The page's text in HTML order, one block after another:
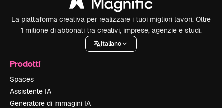
La piattaforma creativa per realizzare i tuoi migliori lavori. Oltre
1 milione di abbonati tra creativi, imprese, agenzie e studi.
Italiano
Prodotti
Spaces
Assistente IA
Generatore di immagini IA